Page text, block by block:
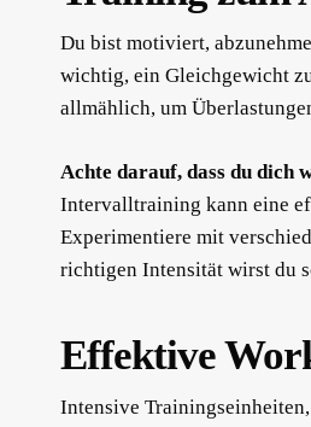
Du bist motiviert,
wichtig, ein Gleichgewicht
allmählich, um
Achte darauf, dass du dich
Intervalltraining kann eine
Experimentiere mit
richtigen Intensität wirst du
Effektive
Intensive